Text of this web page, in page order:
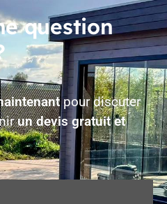
question
pour discuter
un devis gratuit et